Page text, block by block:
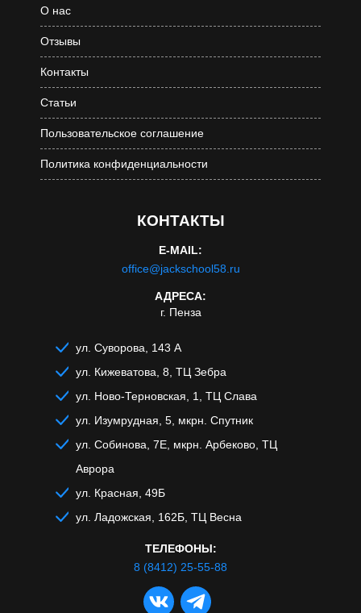
О нас
Отзывы
Контакты
Статьи
Пользовательское соглашение
Политика конфиденциальности
КОНТАКТЫ
E-MAIL:
office@jackschool58.ru
АДРЕСА:
г. Пенза
ул. Суворова, 143 А
ул. Кижеватова, 8, ТЦ Зебра
ул. Ново-Терновская, 1, ТЦ Слава
ул. Изумрудная, 5, мкрн. Спутник
ул. Собинова, 7Е, мкрн. Арбеково, ТЦ
Аврора
ул. Красная, 49Б
ул. Ладожская, 162Б, ТЦ Весна
ТЕЛЕФОНЫ:
8 (8412) 25-55-88